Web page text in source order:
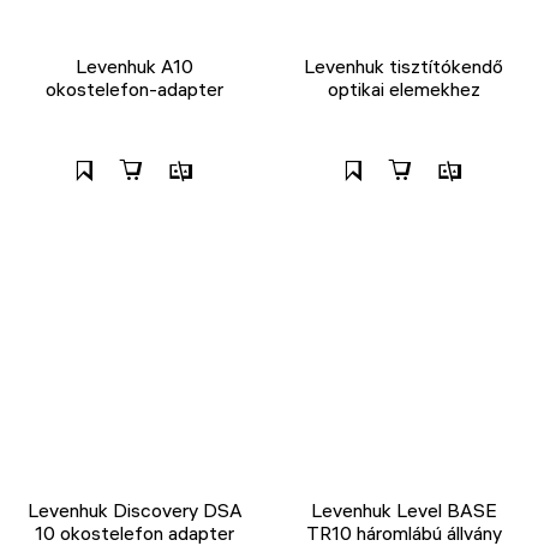
Levenhuk A10
okostelefon-adapter
Levenhuk tisztítókendő
optikai elemekhez
Levenhuk Discovery DSA
10 okostelefon adapter
Levenhuk Level BASE
TR10 háromlábú állvány